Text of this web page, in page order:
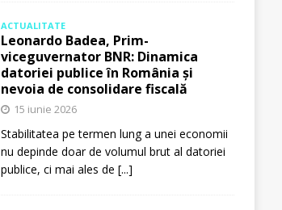
ACTUALITATE
Leonardo Badea, Prim-
viceguvernator BNR: Dinamica
datoriei publice în România și
nevoia de consolidare fiscală
15 iunie 2026
Stabilitatea pe termen lung a unei economii
nu depinde doar de volumul brut al datoriei
publice, ci mai ales de [...]